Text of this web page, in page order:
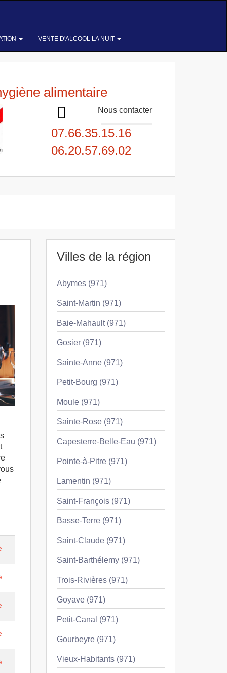
VENTE D'ALCOOL LA NUIT
alimentaire
Nous contacter
07.66.35.15.16
06.20.57.69.02
Villes de la région
Abymes (971)
Saint-Martin (971)
Baie-Mahault (971)
Gosier (971)
Sainte-Anne (971)
Petit-Bourg (971)
Moule (971)
Sainte-Rose (971)
Capesterre-Belle-Eau (971)
Pointe-à-Pitre (971)
Lamentin (971)
Saint-François (971)
Basse-Terre (971)
Saint-Claude (971)
Saint-Barthélemy (971)
Trois-Rivières (971)
Goyave (971)
Petit-Canal (971)
Gourbeyre (971)
Vieux-Habitants (971)